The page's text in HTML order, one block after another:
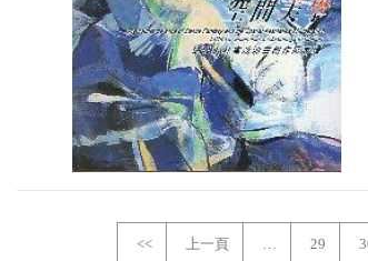
<< 上一頁 … 29